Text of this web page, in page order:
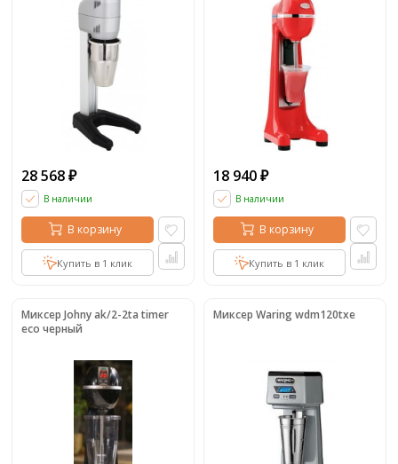
28 568 ₽
В наличии
В корзину
Купить в 1 клик
18 940 ₽
В наличии
В корзину
Купить в 1 клик
Миксер Johny ak/2-2ta timer
eco черный
Миксер Waring wdm120txe